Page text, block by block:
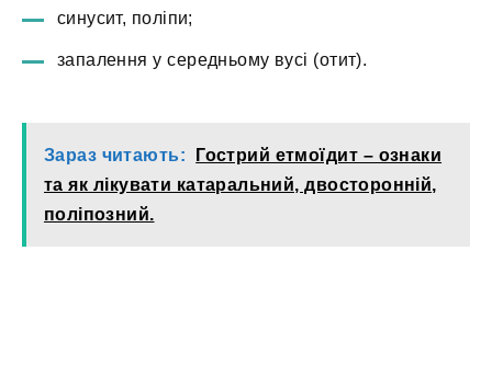
синусит, поліпи;
запалення у середньому вусі (отит).
Зараз читають:
Гострий етмоїдит – ознаки
та як лікувати катаральний, двосторонній,
поліпозний.